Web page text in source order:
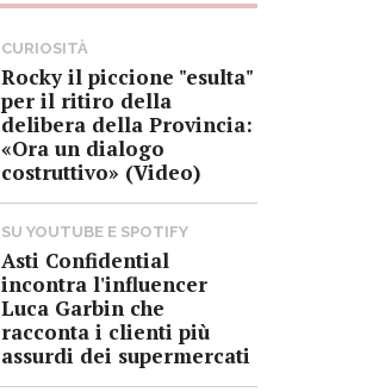
CURIOSITÀ
Rocky il piccione "esulta"
per il ritiro della
delibera della Provincia:
«Ora un dialogo
costruttivo» (Video)
SU YOUTUBE E SPOTIFY
Asti Confidential
incontra l'influencer
Luca Garbin che
racconta i clienti più
assurdi dei supermercati